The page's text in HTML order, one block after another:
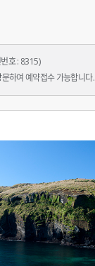
호 : 8315)
하여 예약접수 가능합니다.